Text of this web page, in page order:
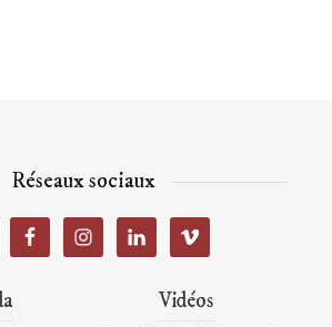
Réseaux sociaux
Vidéos